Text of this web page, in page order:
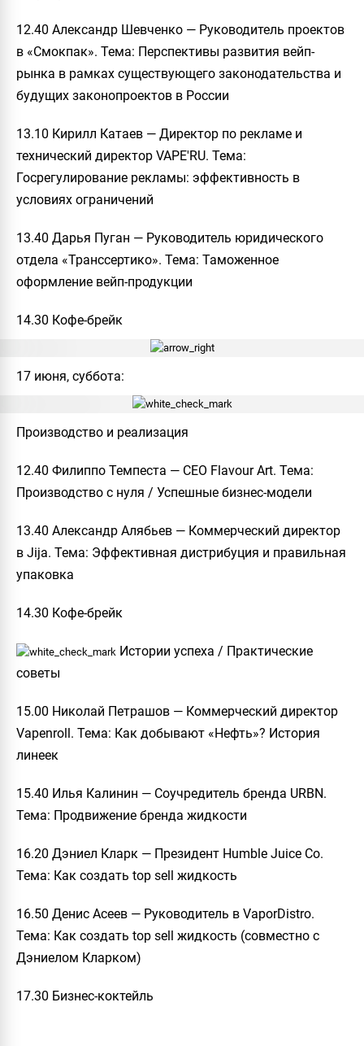
12.40 Александр Шевченко — Руководитель проектов
в «Смокпак». Тема: Перспективы развития вейп-
рынка в рамках существующего законодательства и
будущих законопроектов в России
13.10 Кирилл Катаев — Директор по рекламе и
технический директор VAPE'RU. Тема:
Госрегулирование рекламы: эффективность в
условиях ограничений
13.40 Дарья Пуган — Руководитель юридического
отдела «Транссертико». Тема: Таможенное
оформление вейп-продукции
14.30 Кофе-брейк
17 июня, суббота:
Производство и реализация
12.40 Филиппо Темпеста — CEO Flavour Art. Тема:
Производство с нуля / Успешные бизнес-модели
13.40 Александр Алябьев — Коммерческий директор
в Jija. Тема: Эффективная дистрибуция и правильная
упаковка
14.30 Кофе-брейк
Истории успеха / Практические
советы
15.00 Николай Петрашов — Коммерческий директор
Vapenroll. Тема: Как добывают «Нефть»? История
линеек
15.40 Илья Калинин — Соучредитель бренда URBN.
Тема: Продвижение бренда жидкости
16.20 Дэниел Кларк — Президент Humble Juice Co.
Тема: Как создать top sell жидкость
16.50 Денис Асеев — Руководитель в VaporDistro.
Тема: Как создать top sell жидкость (совместно с
Дэниелом Кларком)
17.30 Бизнес-коктейль